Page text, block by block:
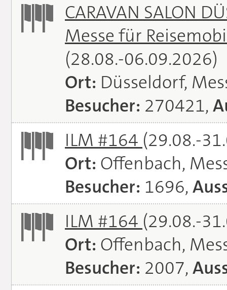
CARAVAN SALON
Messe für
(28.08.-06.09.2026)
Ort: Düsseldorf,
Besucher: 270421,
ILM #164 (29.08.-
Ort: Offenbach,
Besucher: 1696,
ILM #164 (29.08.-
Ort: Offenbach,
Besucher: 2007,